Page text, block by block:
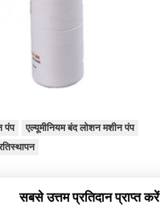
पंप
एल्यूमीनियम बंद लोशन मशीन पंप
सबसे उत्तम प्रतिदान प्राप्त करें